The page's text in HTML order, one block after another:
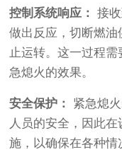
控制系统响应：
接
做出反应，切断燃
止运转。这一过程
急熄火的效果。
安全保护：
紧急熄
人员的安全，因此
施，以确保在各种情